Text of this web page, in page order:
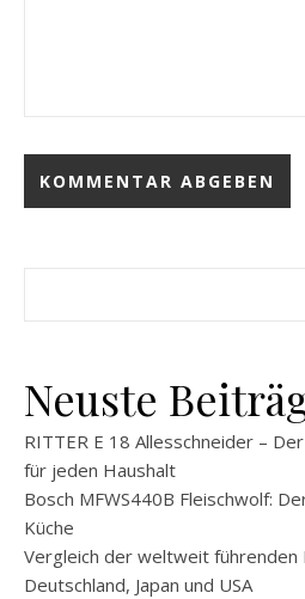
Neuste
RITTER E 18 Allesschneider –
für jeden Haushalt
Bosch MFWS440B Fleischwolf:
Küche
Vergleich der weltweit führenden
Deutschland, Japan und USA